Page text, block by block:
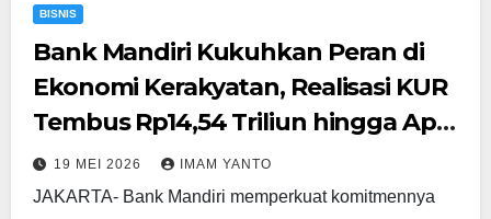
BISNIS
Bank Mandiri Kukuhkan Peran di
Ekonomi Kerakyatan, Realisasi KUR
Tembus Rp14,54 Triliun hingga April
2026
19 MEI 2026 IMAM YANTO
JAKARTA- Bank Mandiri memperkuat komitmennya